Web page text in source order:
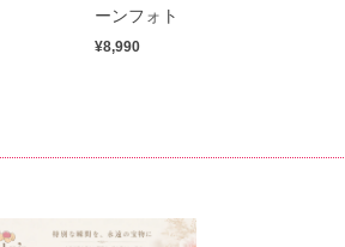
ーンフォト
¥8,990